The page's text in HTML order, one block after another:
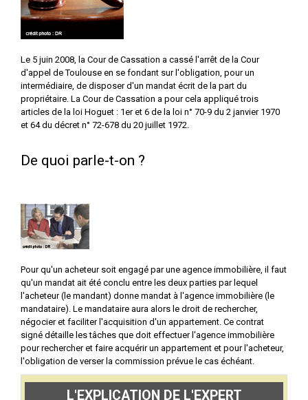
Le 5 juin 2008, la Cour de Cassation a cassé l'arrêt de la Cour
d'appel de Toulouse en se fondant sur l'obligation, pour un
intermédiaire, de disposer d'un mandat écrit de la part du
propriétaire. La Cour de Cassation a pour cela appliqué trois
articles de la loi Hoguet : 1er et 6 de la loi n° 70-9 du 2 janvier 1970
et 64 du décret n° 72-678 du 20 juillet 1972.
De quoi parle-t-on ?
Pour qu'un acheteur soit engagé par une agence immobilière, il faut
qu'un mandat ait été conclu entre les deux parties par lequel
l'acheteur (le mandant) donne mandat à l'agence immobilière (le
mandataire). Le mandataire aura alors le droit de rechercher,
négocier et faciliter l'acquisition d'un appartement. Ce contrat
signé détaille les tâches que doit effectuer l'agence immobilière
pour rechercher et faire acquérir un appartement et pour l'acheteur,
l'obligation de verser la commission prévue le cas échéant.
L'EXPLICATION DE L'EXPERT